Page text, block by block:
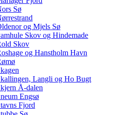
Sø
og Mjels Sø
Skov og Hindemade
Skov
og Hanstholm Havn
Langli og Ho Bugt
Å-dalen
Engsø
Fjord